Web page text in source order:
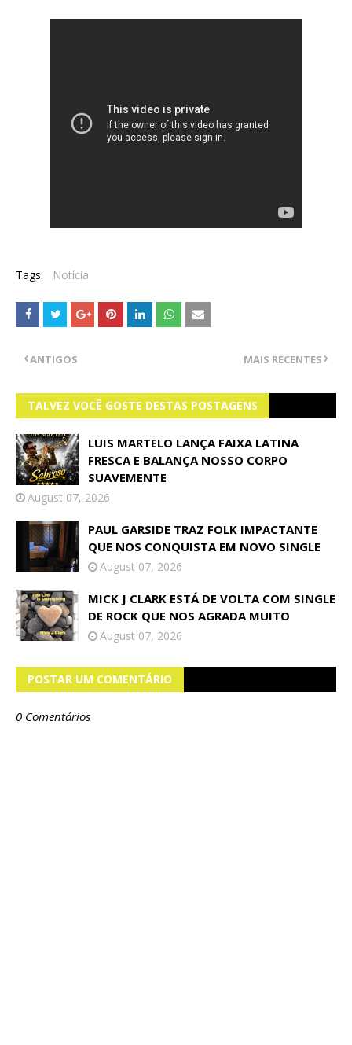
Tags: Notícia
MAIS RECENTES
ANTIGOS
TALVEZ VOCÊ GOSTE DESTAS POSTAGENS
LUIS MARTELO LANÇA FAIXA LATINA
FRESCA E BALANÇA NOSSO CORPO
SUAVEMENTE
August 07, 2026
PAUL GARSIDE TRAZ FOLK IMPACTANTE
QUE NOS CONQUISTA EM NOVO SINGLE
August 07, 2026
MICK J CLARK ESTÁ DE VOLTA COM SINGLE
DE ROCK QUE NOS AGRADA MUITO
August 07, 2026
POSTAR UM COMENTÁRIO
0 Comentários